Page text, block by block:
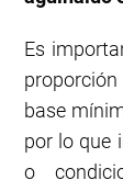
Es
base
por lo que
o